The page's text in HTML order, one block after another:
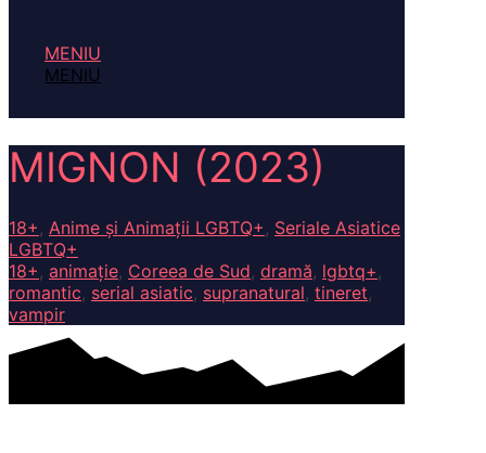
MENIU
MENIU
MIGNON (2023)
18+ , Anime și Animații LGBTQ+ , Seriale Asiatice
LGBTQ+
18+ , animație, Coreea de Sud, dramă, lgbtq+ ,
romantic, serial asiatic, supranatural, tineret,
vampir